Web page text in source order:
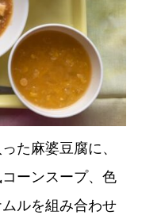
た麻婆豆腐に、
ーンスープ、色
ルを組み合わせ